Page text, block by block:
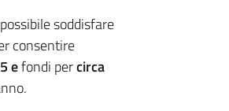
soddisfare
consentire
efondi percirca